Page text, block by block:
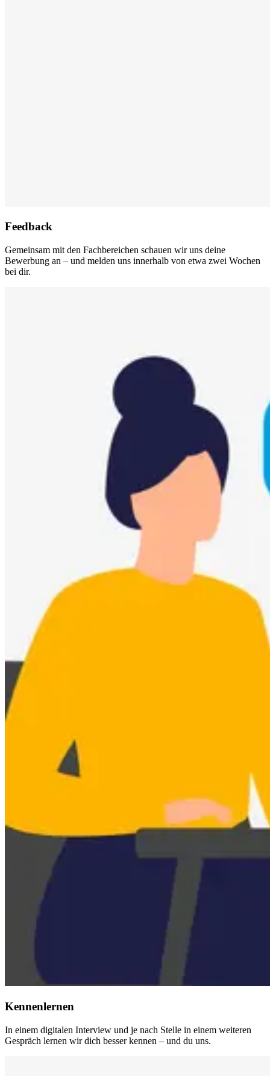
Feedback
Gemeinsam mit den Fachbereichen schauen wir uns deine
Bewerbung an – und melden uns innerhalb von etwa zwei Wochen
bei dir.
Kennenlernen
In einem digitalen Interview und je nach Stelle in einem weiteren
Gespräch lernen wir dich besser kennen – und du uns.